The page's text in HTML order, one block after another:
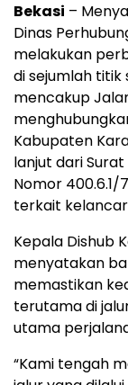
Bekasi –
Dinas
melakukan
di sejumlah
mencakup
Kabupaten
lanjut dari
Nomor 400.6.1/
terkait
Kepala Dishub
menyatakan
memastikan
terutama di
utama
“Kami tengah